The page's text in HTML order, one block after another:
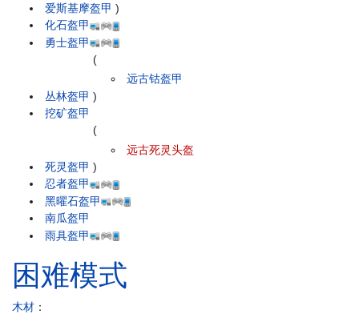
爱斯基摩盔甲 )
化石盔甲
勇士盔甲
丛林盔甲
(
远古钴盔甲
)
挖矿盔甲
死灵盔甲
(
远古死灵头盔
)
忍者盔甲
黑曜石盔甲
南瓜盔甲
雨具盔甲
困难模式
木材 ：